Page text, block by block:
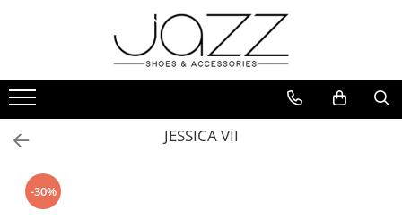
Pantofi cu toc
Pantofi flats
Sport couture
Sandale cu toc
Sandale flats
JESSICA VII
-30%